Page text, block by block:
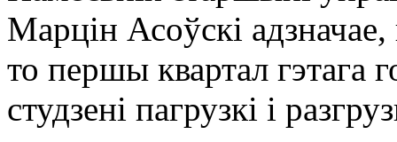
Марцін Асоўскі адзначае,
то першы квартал гэтага
студзені пагрузкі і